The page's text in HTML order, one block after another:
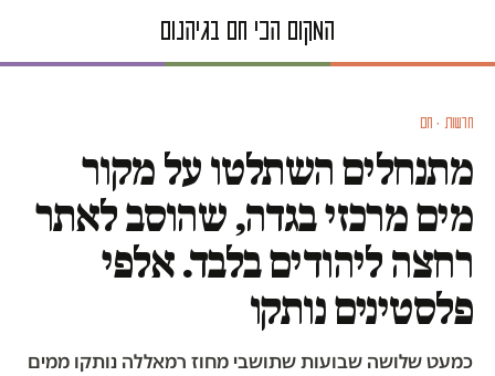
חדשות · חם
מתנחלים השתלטו על מקור
מים מרכזי בגדה, שהוסב לאתר
רחצה ליהודים בלבד. אלפי
פלסטינים נותקו
כמעט שלושה שבועות שתושבי מחוז רמאללה נותקו ממים